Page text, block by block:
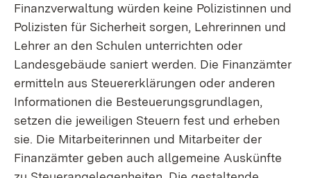
Finanzverwaltung würden keine Polizistinnen und
Polizisten für Sicherheit sorgen, Lehrerinnen und
Lehrer an den Schulen unterrichten oder
Landesgebäude saniert werden. Die Finanzämter
ermitteln aus Steuererklärungen oder anderen
Informationen die Besteuerungsgrundlagen,
setzen die jeweiligen Steuern fest und erheben
sie. Die Mitarbeiterinnen und Mitarbeiter der
Finanzämter geben auch allgemeine Auskünfte